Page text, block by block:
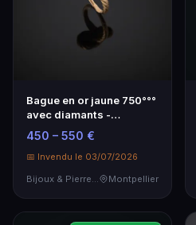
Bague en or jaune 750°°°
avec diamants -
Élégance intemporelle
450 – 550 €
📅 Invendu le 03/07/2026
Bijoux & Pierres Précieuses
Montpellier